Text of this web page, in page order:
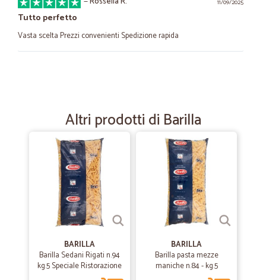
11/09/2025
Tutto perfetto
Vasta scelta Prezzi convenienti Spedizione rapida
bibita da assaggiare
—Silvia G.
Servizio molto buono
È la prima volta che usufruisco di Cicalia e il Servizio è molto buono.
Merce imballata in modo accurato, non ho trovato nulla di rotto o
ammaccato. Ho ordinato anche frutta e verdura e devo dire di buona
qualità. Io abito in una zona disagiata e in certi momenti fa comodo
alti, poche offerte e Non arriva in 48 h purtroppo nella mia
zona.Sicuramente da consigliare
Altri prodotti di Barilla
BARILLA
Barilla Sedani Rigati n.94
kg.5 Speciale Ristorazione
BARILLA
Barilla pasta mezze
maniche n.84 - kg.5